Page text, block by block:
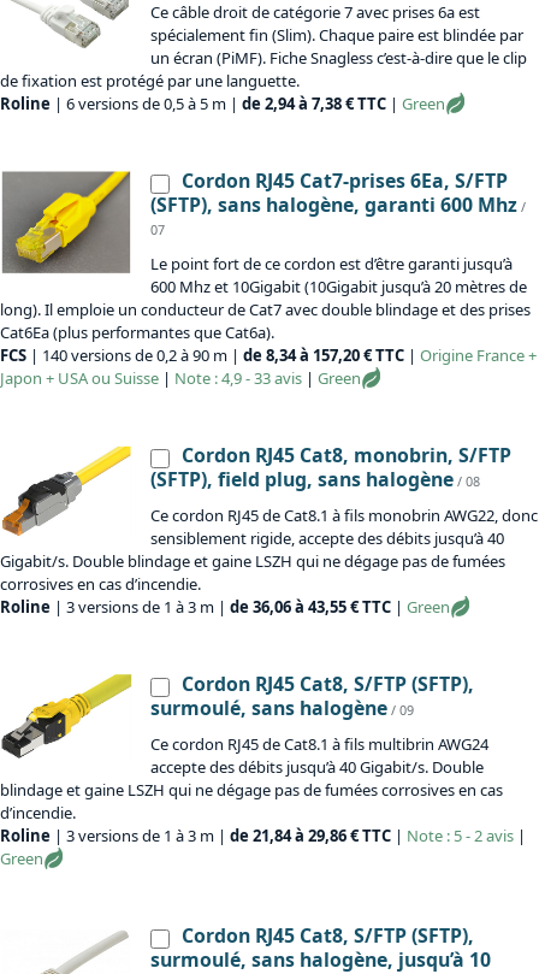
Ce câble droit de catégorie 7 avec prises 6a est
spécialement fin (Slim). Chaque paire est blindée par
un écran (PiMF). Fiche Snagless c’est-à-dire que le clip
de fixation est protégé par une languette.
Roline | 6 versions de 0,5 à 5 m | de 2,94 à 7,38 € TTC | Green
Cordon RJ45 Cat7-prises 6Ea, S/FTP
(SFTP), sans halogène, garanti 600 Mhz /
07
Le point fort de ce cordon est d’être garanti jusqu’à
600 Mhz et 10Gigabit (10Gigabit jusqu’à 20 mètres de
long). Il emploie un conducteur de Cat7 avec double blindage et des prises
Cat6Ea (plus performantes que Cat6a).
FCS | 140 versions de 0,2 à 90 m | de 8,34 à 157,20 € TTC | Origine France +
Japon + USA ou Suisse | Note : 4,9 - 33 avis | Green
Cordon RJ45 Cat8, monobrin, S/FTP
(SFTP), field plug, sans halogène / 08
Ce cordon RJ45 de Cat8.1 à fils monobrin AWG22, donc
sensiblement rigide, accepte des débits jusqu’à 40
Gigabit/s. Double blindage et gaine LSZH qui ne dégage pas de fumées
corrosives en cas d’incendie.
Roline | 3 versions de 1 à 3 m | de 36,06 à 43,55 € TTC | Green
Cordon RJ45 Cat8, S/FTP (SFTP),
surmoulé, sans halogène / 09
Ce cordon RJ45 de Cat8.1 à fils multibrin AWG24
accepte des débits jusqu’à 40 Gigabit/s. Double
blindage et gaine LSZH qui ne dégage pas de fumées corrosives en cas
d’incendie.
Roline | 3 versions de 1 à 3 m | de 21,84 à 29,86 € TTC | Note : 5 - 2 avis |
Green
Cordon RJ45 Cat8, S/FTP (SFTP),
surmoulé, sans halogène, jusqu’à 10